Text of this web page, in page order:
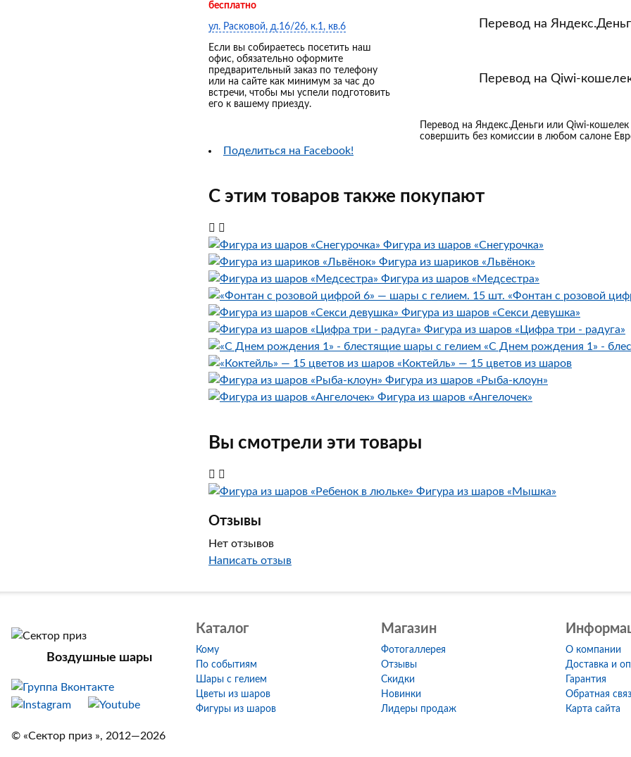
бесплатно
ул. Расковой, д.16/26, к.1, кв.6
Если вы собираетесь посетить наш
офис, обязательно оформите
предварительный заказ по телефону
или на сайте как минимум за час до
встречи, чтобы мы успели подготовить
его к вашему приезду.
Перевод на
Перевод на Qiwi-
Перевод на Яндекс.Деньги или Qiwi-
совершить без комиссии в любом салоне
Поделиться на Facebook!
С этим товаров также покупают
Фигура из шаров «Снегурочка»
Фигура из шариков «Львёнок»
Фигура из шаров «Медсестра»
«Фонтан с розовой
Фигура из шаров «Секси девушка»
Фигура из шаров «Цифра три - радуга»
«С Днем рождения 1» -
«Коктейль» — 15 цветов из шаров
Фигура из шаров «Рыба-клоун»
Фигура из шаров «Ангелочек»
Вы смотрели эти товары
Фигура из шаров «Мышка»
Отзывы
Нет отзывов
Написать отзыв
Воздушные шары
© «Сектор приз », 2012—2026
Каталог
Кому
По событиям
Шары с гелием
Цветы из шаров
Фигуры из шаров
Магазин
Фотогаллерея
Отзывы
Скидки
Новинки
Лидеры продаж
О компании
Доставка и
Гарантия
Обратная
Карта сайта